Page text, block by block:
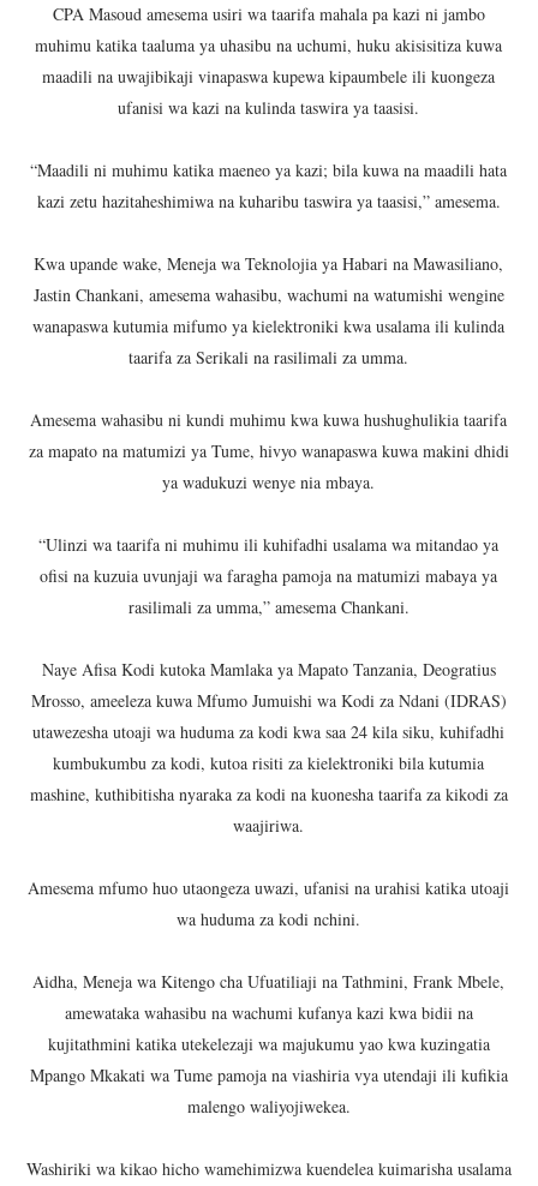
WRRB YAJA NA UBUNIFU KWENYE ZAO LA PARACHICHI
HABARI ZILIZOPEWA UZITO WA JUU KATIKA
AJIRA ZAIDI YA 420 ZAZALISHWA KUPITIA UJENZI WA
CPA Masoud amesema usiri wa taarifa mahala pa kazi ni jambo
muhimu katika taaluma ya uhasibu na uchumi, huku akisisitiza kuwa
maadili na uwajibikaji vinapaswa kupewa kipaumbele ili kuongeza
ufanisi wa kazi na kulinda taswira ya taasisi.
“Maadili ni muhimu katika maeneo ya kazi; bila kuwa na maadili hata
kazi zetu hazitaheshimiwa na kuharibu taswira ya taasisi,” amesema.
Kwa upande wake, Meneja wa Teknolojia ya Habari na Mawasiliano,
Jastin Chankani, amesema wahasibu, wachumi na watumishi wengine
wanapaswa kutumia mifumo ya kielektroniki kwa usalama ili kulinda
taarifa za Serikali na rasilimali za umma.
Amesema wahasibu ni kundi muhimu kwa kuwa hushughulikia taarifa
za mapato na matumizi ya Tume, hivyo wanapaswa kuwa makini dhidi
ya wadukuzi wenye nia mbaya.
“Ulinzi wa taarifa ni muhimu ili kuhifadhi usalama wa mitandao ya
ofisi na kuzuia uvunjaji wa faragha pamoja na matumizi mabaya ya
rasilimali za umma,” amesema Chankani.
Naye Afisa Kodi kutoka Mamlaka ya Mapato Tanzania, Deogratius
Mrosso, ameeleza kuwa Mfumo Jumuishi wa Kodi za Ndani (IDRAS)
utawezesha utoaji wa huduma za kodi kwa saa 24 kila siku, kuhifadhi
kumbukumbu za kodi, kutoa risiti za kielektroniki bila kutumia
mashine, kuthibitisha nyaraka za kodi na kuonesha taarifa za kikodi za
waajiriwa.
Amesema mfumo huo utaongeza uwazi, ufanisi na urahisi katika utoaji
wa huduma za kodi nchini.
Aidha, Meneja wa Kitengo cha Ufuatiliaji na Tathmini, Frank Mbele,
amewataka wahasibu na wachumi kufanya kazi kwa bidii na
kujitathmini katika utekelezaji wa majukumu yao kwa kuzingatia
Mpango Mkakati wa Tume pamoja na viashiria vya utendaji ili kufikia
malengo waliyojiwekea.
Washiriki wa kikao hicho wamehimizwa kuendelea kuimarisha usalama